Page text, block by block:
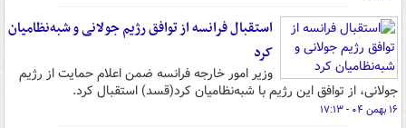
استقبال فرانسه از توافق رژیم جولانی و شبه‌نظامیان
کرد
وزیر امور خارجه فرانسه ضمن اعلام حمایت از رژیم
جولانی، از توافق این رژیم با شبه‌نظامیان کرد(قسد) استقبال کرد.
۱۶ بهمن ۰۴ - ۱۷:۱۳